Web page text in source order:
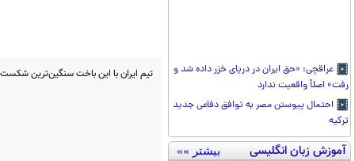
عراقچی: «حق ایران در دریای خزر داده شد و
رفت» اصلاً واقعیت ندارد
احتمال پیوستن مصر به توافق دفاعی جدید
ترکیه
آموزش زبان انگلیسی بیشتر »»
تیم ایران با این باخت سنگین‌ترین شکست